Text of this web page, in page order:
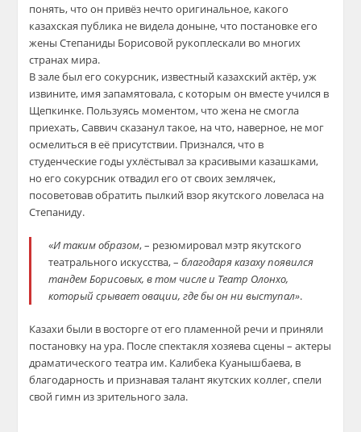
понять, что он привёз нечто оригинальное, какого
казахская публика не видела доныне, что постановке его
жены Степаниды Борисовой рукоплескали во многих
странах мира.
В зале был его сокурсник, известный казахский актёр, уж
извините, имя запамятовала, с которым он вместе учился в
Щепкинке. Пользуясь моментом, что жена не смогла
приехать, Саввич сказанул такое, на что, наверное, не мог
осмелиться в её присутствии. Признался, что в
студенческие годы ухлёстывал за красивыми казашками,
но его сокурсник отвадил его от своих землячек,
посоветовав обратить пылкий взор якутского ловеласа на
Степаниду.
«И таким образом, – резюмировал мэтр якутского
театрального искусства, –благодаря казаху появился
тандем Борисовых, в том числе и Театр Олонхо,
который срывает овации, где бы он ни выступал».
Казахи были в восторге от его пламенной речи и приняли
постановку на ура. После спектакля хозяева сцены – актеры
драматического театра им. Калибека Куанышбаева, в
благодарность и признавая талант якутских коллег, спели
свой гимн из зрительного зала.